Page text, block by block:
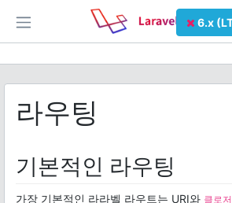
6.x
라우팅
기본적인 라우팅
가장 기본적인 라라벨 라우트는 URI와 클로저